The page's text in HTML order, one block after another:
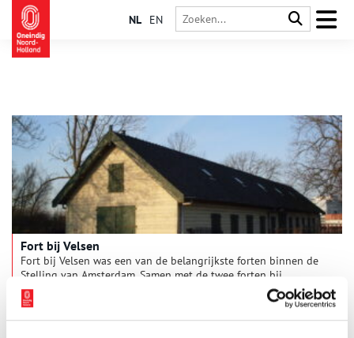
NL EN
Fort bij Velsen
Fort bij Velsen was een van de belangrijkste forten binnen de
Stelling van Amsterdam. Samen met de twee forten bij
Zuidwijkermeer en IJmuiden moest Fort bij Velsen het
Noordzeekanaal verdedigen, de grootste kwetsbare plek
binnen de Stelling.